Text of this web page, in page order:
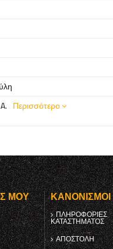
Περισσότερο
ΜΟΥ ΚΑΝΟΝΙΣΜΟΊ
ΠΛΗΡΟΦΟΡΊΕΣ
ΚΑΤΑΣΤΉΜΑΤΟΣ
ΑΠΟΣΤΟΛΉ